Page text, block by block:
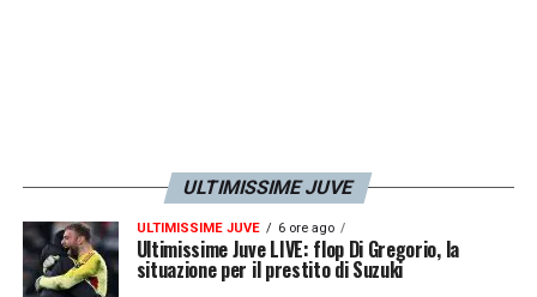
ULTIMISSIME JUVE
ULTIMISSIME JUVE 6 ore ago
Ultimissime Juve LIVE: flop Di Gregorio, la
situazione per il prestito di Suzuki